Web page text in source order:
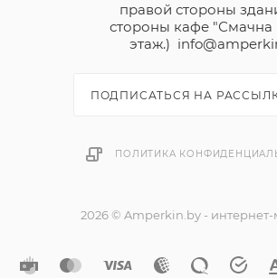
правой стороны
стороны кафе "Смачна
этаж.)
ПОДПИСАТЬСЯ НА
ПОЛИТИКА
2026 © Amperkin.by - интернет-